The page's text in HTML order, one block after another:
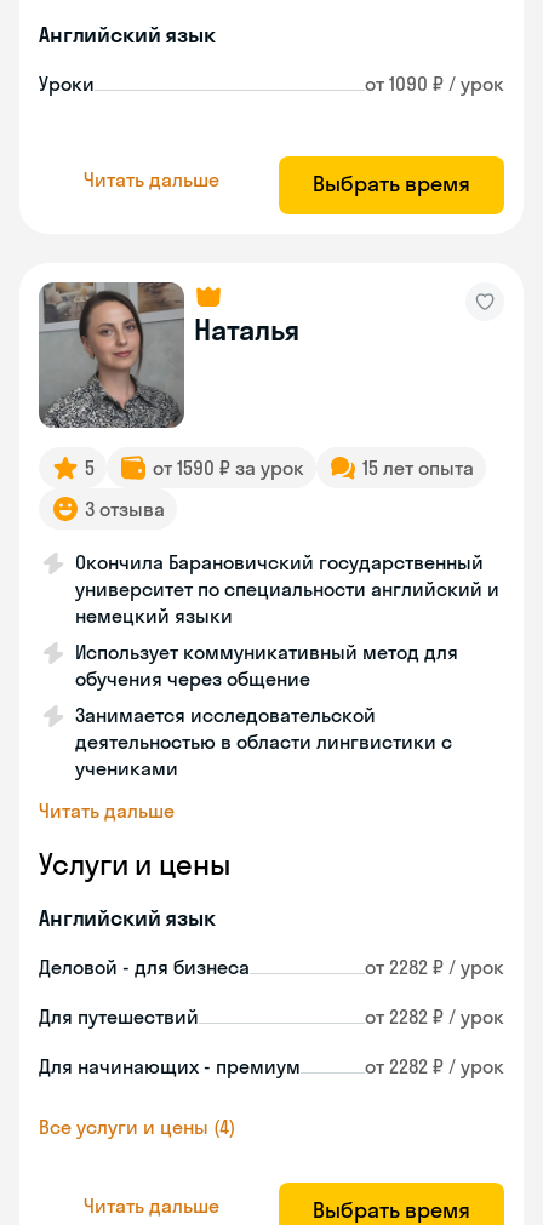
Английский язык
Уроки от 1090 ₽ / урок
Читать дальше Выбрать время
Наталья
5 от 1590 ₽ за урок
15 лет опыта
3 отзыва
Окончила Барановичский государственный
университет по специальности английский и
немецкий языки
Использует коммуникативный метод для
обучения через общение
Занимается исследовательской
деятельностью в области лингвистики с
учениками
Читать дальше
Услуги и цены
Английский язык
Деловой - для бизнеса от 2282 ₽ / урок
Для путешествий от 2282 ₽ / урок
Для начинающих - премиум от 2282 ₽ / урок
Все услуги и цены (4)
Читать дальше Выбрать время